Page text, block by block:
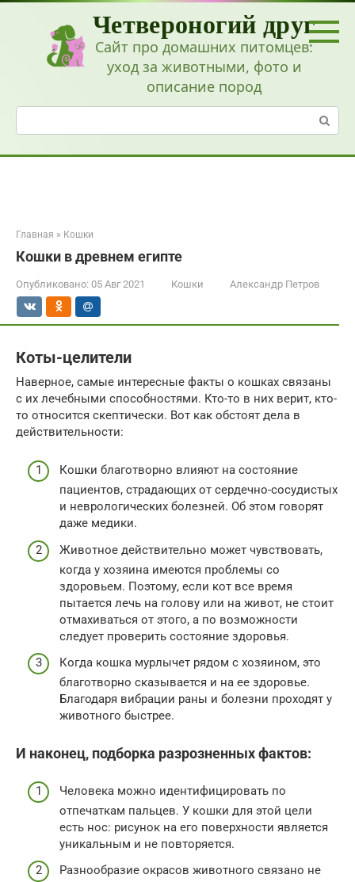
Перейти
Четвероногий друг
Сайт про домашних питомцев:
уход за животными, фото и
описание пород
Поиск:
Главная » Кошки
Кошки в древнем египте
Опубликовано: 05 Авг 2021 Кошки Александр Петров
Коты-целители
Наверное, самые интересные факты о кошках связаны
с их лечебными способностями. Кто-то в них верит, кто-
то относится скептически. Вот как обстоят дела в
действительности:
Кошки благотворно влияют на состояние
пациентов, страдающих от сердечно-сосудистых
и неврологических болезней. Об этом говорят
даже медики.
Животное действительно может чувствовать,
когда у хозяина имеются проблемы со
здоровьем. Поэтому, если кот все время
пытается лечь на голову или на живот, не стоит
отмахиваться от этого, а по возможности
следует проверить состояние здоровья.
Когда кошка мурлычет рядом с хозяином, это
благотворно сказывается и на ее здоровье.
Благодаря вибрации раны и болезни проходят у
животного быстрее.
И наконец, подборка разрозненных фактов:
Человека можно идентифицировать по
отпечаткам пальцев. У кошки для этой цели
есть нос: рисунок на его поверхности является
уникальным и не повторяется.
Разнообразие окрасов животного связано не